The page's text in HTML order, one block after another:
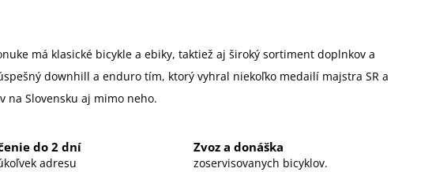
má klasické bicykle a ebiky, taktiež aj široký sortiment doplnkov a
downhill a enduro tím, ktorý vyhral niekoľko medailí majstra SR a
na Slovensku aj mimo neho.
do 2 dní
adresu
Zvoz a donáška
zoservisovanych bicyklov.